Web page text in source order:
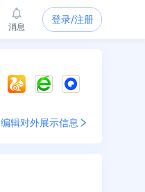
消息
登录/注册
编辑对外展示信息